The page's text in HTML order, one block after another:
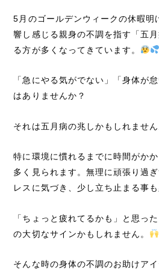
5月のゴールデンウィークの休暇明
響し感じる親身の不調を指す「五
る方が多くなってきています。
「急にやる気がでない」「身体が
はありませんか？
それは五月病の兆しかもしれません
特に環境に慣れるまでに時間がか
多く見られます。無理に頑張り過
レスに気づき、少し立ち止まる事も
「ちょっと疲れてるかも」と思っ
の大切なサインかもしれません。
そんな時の身体の不調のお助け